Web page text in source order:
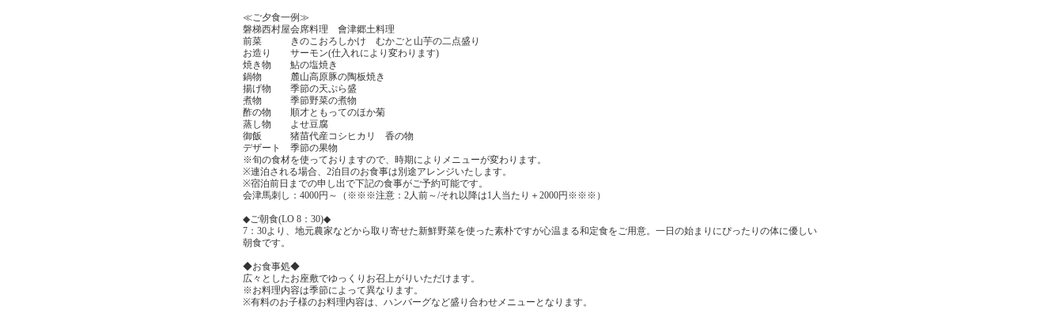
≪ご夕食一例≫
磐梯西村屋会席料理 會津郷土料理
前菜 きのこおろしかけ むかごと山芋の二点盛り
お造り サーモン(仕入れにより変わります)
焼き物 鮎の塩焼き
鍋物 麓山高原豚の陶板焼き
揚げ物 季節の天ぷら盛
煮物 季節野菜の煮物
酢の物 順才ともってのほか菊
蒸し物 よせ豆腐
御飯 猪苗代産コシヒカリ 香の物
デザート 季節の果物
※旬の食材を使っておりますので、時期によりメニューが変わります。
※連泊される場合、2泊目のお食事は別途アレンジいたします。
※宿泊前日までの申し出で下記の食事がご予約可能です。
会津馬刺し：4000円～（※※※注意：2人前～/それ以降は1人当たり＋2000円※※※）
◆ご朝食(LO 8：30)◆
7：30より、地元農家などから取り寄せた新鮮野菜を使った素朴ですが心温まる和定食をご用意。一日の始まりにぴったりの体に優しい
朝食です。
◆お食事処◆
広々としたお座敷でゆっくりお召上がりいただけます。
※お料理内容は季節によって異なります。
※有料のお子様のお料理内容は、ハンバーグなど盛り合わせメニューとなります。